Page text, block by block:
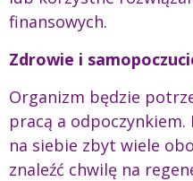
finansowych.
Zdrowie i
Organizm będzie
pracą a
na siebie zbyt wiele
znaleźć chwilę na